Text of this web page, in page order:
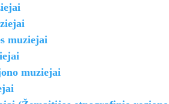
muziejai
muziejai